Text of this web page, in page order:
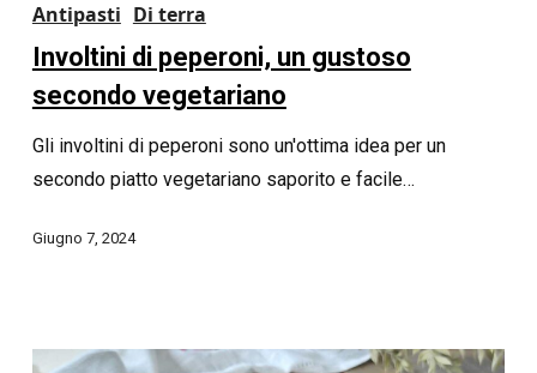
Antipasti Di terra
Involtini di peperoni, un gustoso
secondo vegetariano
Gli involtini di peperoni sono un'ottima idea per un
secondo piatto vegetariano saporito e facile…
Giugno 7, 2024